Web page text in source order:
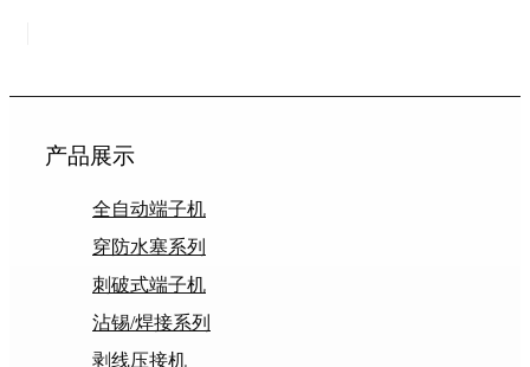
产品展示
全自动端子机
穿防水塞系列
刺破式端子机
沾锡/焊接系列
剥线压接机